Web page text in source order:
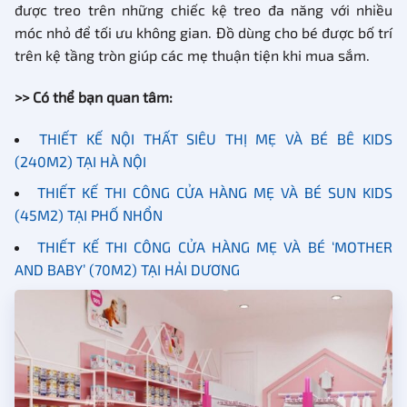
được treo trên những chiếc kệ treo đa năng với nhiều
móc nhỏ để tối ưu không gian. Đồ dùng cho bé được bố trí
trên kệ tầng tròn giúp các mẹ thuận tiện khi mua sắm.
>> Có thể bạn quan tâm:
THIẾT KẾ NỘI THẤT SIÊU THỊ MẸ VÀ BÉ BÊ KIDS
(240M2) TẠI HÀ NỘI
THIẾT KẾ THI CÔNG CỬA HÀNG MẸ VÀ BÉ SUN KIDS
(45M2) TẠI PHỐ NHỔN
THIẾT KẾ THI CÔNG CỬA HÀNG MẸ VÀ BÉ ‘MOTHER
AND BABY’ (70M2) TẠI HẢI DƯƠNG